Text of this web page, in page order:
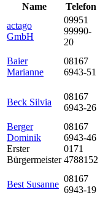
Name
Telefon
actago
GmbH
09951
99990-
20
Baier
Marianne
08167
6943-51
Beck Silvia
08167
6943-26
Berger
Dominik
Erster
Bürgermeister
08167
6943-46
0171
4788152
Best Susanne
08167
6943-19